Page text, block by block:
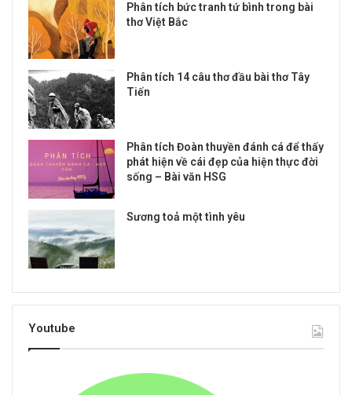
Phân tích bức tranh tứ bình trong bài
thơ Việt Bắc
Phân tích 14 câu thơ đầu bài thơ Tây
Tiến
Phân tích Đoàn thuyền đánh cá để thấy
phát hiện về cái đẹp của hiện thực đời
sống – Bài văn HSG
Sương toả một tình yêu
Youtube